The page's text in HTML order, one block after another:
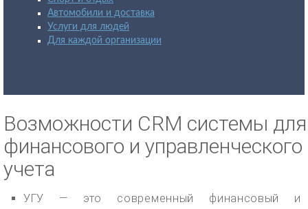
Автомобили и доставка
Услуги для людей
Для каждой организации
Возможности CRM системы для
финансового и управленческого
учета
УГУ — это современный финансовый и